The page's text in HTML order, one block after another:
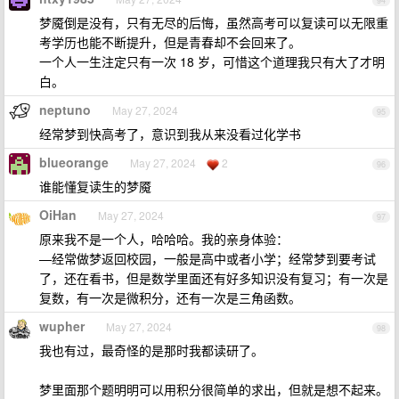
梦魇倒是没有，只有无尽的后悔，虽然高考可以复读可以无限重
考学历也能不断提升，但是青春却不会回来了。
一个人一生注定只有一次 18 岁，可惜这个道理我只有大了才明
白。
95
neptuno May 27, 2024
经常梦到快高考了，意识到我从来没看过化学书
96
blueorange May 27, 2024 2
谁能懂复读生的梦魇
97
OiHan May 27, 2024
原来我不是一个人，哈哈哈。我的亲身体验：
—经常做梦返回校园，一般是高中或者小学；经常梦到要考试
了，还在看书，但是数学里面还有好多知识没有复习；有一次是
复数，有一次是微积分，还有一次是三角函数。
98
wupher May 27, 2024
我也有过，最奇怪的是那时我都读研了。
梦里面那个题明明可以用积分很简单的求出，但就是想不起来。